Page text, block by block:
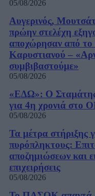
05/08/2026
Αυγερινός,
πρώην στελέχη
αποχώρησαν από
Καρυστιανού –
συμβιβαστούμε»
05/08/2026
«ΕΔΩ»: Ο Σταμάτης
για 4η χρονιά στο
05/08/2026
Τα μέτρα στήριξης
πυρόπληκτους:
αποζημιώσεων και
επιχειρήσεις
05/08/2026